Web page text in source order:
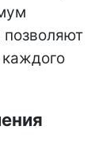
позволяют
каждого